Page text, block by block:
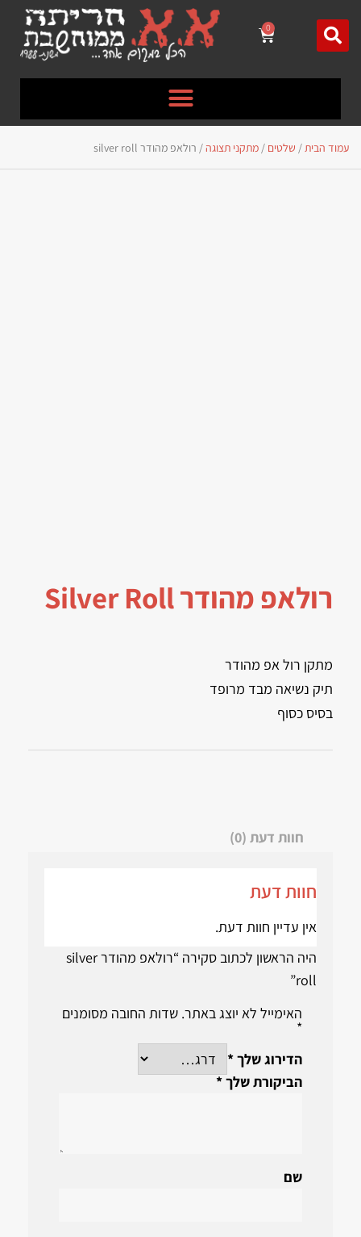
0
עמוד הבית/ שלטים / מתקני תצוגה/ רולאפ מהודר silver roll
רולאפ מהודר Silver Roll
מתקן רול אפ מהודר
תיק נשיאה מבד מרופד
בסיס כסוף
חוות דעת (0)
חוות דעת
אין עדיין חוות דעת.
היה הראשון לכתוב סקירה “רולאפ מהודר silver
roll”
האימייל לא יוצג באתר. שדות החובה מסומנים
*
הדירוג שלך*
הביקורת שלך*
שם